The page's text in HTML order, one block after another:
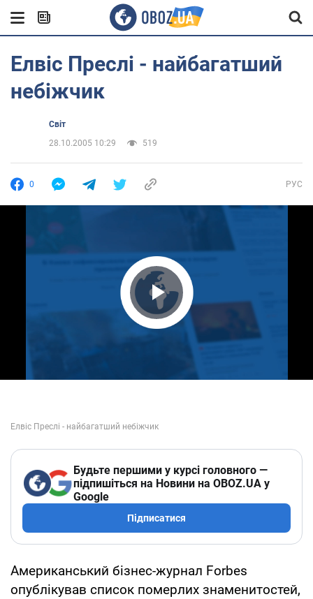
Елвіс Преслі - найбагатший
небіжчик
Світ
28.10.2005 10:29
519
0 РУС
Play Video
Будьте першими у курсі головного —
підпишіться на Новини на OBOZ.UA у
Google
Підписатися
Американський бізнес-журнал Forbes
опублікував список померлих знаменитостей,